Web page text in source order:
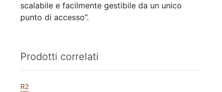
scalabile e facilmente gestibile da un unico
punto di accesso”.
Prodotti correlati
R2